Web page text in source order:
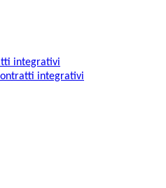
integrativi
integrativi